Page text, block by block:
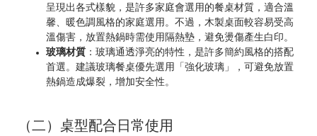
呈現出各式樣貌，是許多家庭會選用的餐桌材質，適合溫
馨、暖色調風格的家庭選用。不過，木製桌面較容易受高
溫傷害，放置熱鍋時需使用隔熱墊，避免燙傷產生白印。
玻璃材質 ：玻璃通透淨亮的特性，是許多簡約風格的搭配
首選。建議玻璃餐桌優先選用「強化玻璃」，可避免放置
熱鍋造成爆裂，增加安全性。
（二）桌型配合日常使用